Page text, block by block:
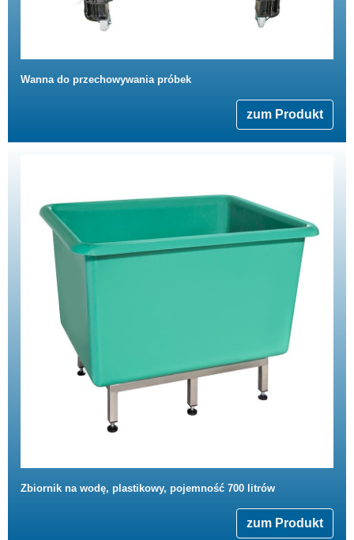
Wanna do przechowywania próbek
zum Produkt
Zbiornik na wodę, plastikowy, pojemność 700 litrów
zum Produkt